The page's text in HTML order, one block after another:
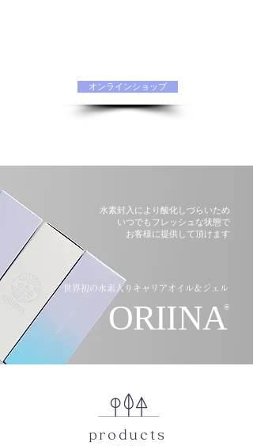
オンラインショップ
水素封入により酸化しづらいため
いつでもフレッシュな状態で
​お客様に提供して頂けます
世界初の水素入り キャリアオイル＆ジェル
ORIINA®
products